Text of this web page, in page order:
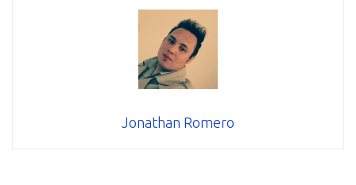
Jonathan Romero